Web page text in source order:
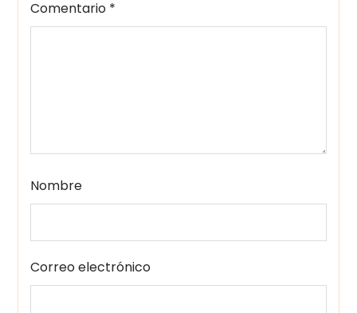
Comentario *
Nombre
Correo electrónico